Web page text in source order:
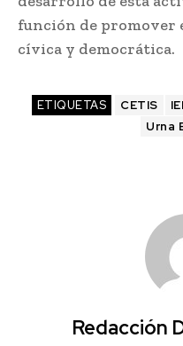
función de promover
cívica y democrática.
ETIQUETAS CETIS
Urna
Redacción